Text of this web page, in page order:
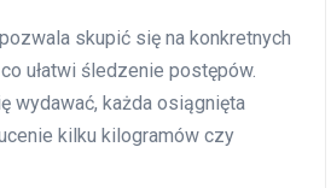
skupić się na konkretnych
ułatwi śledzenie postępów.
wydawać, każda osiągnięta
kilku kilogramów czy